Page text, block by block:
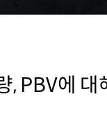
, PBV에 대